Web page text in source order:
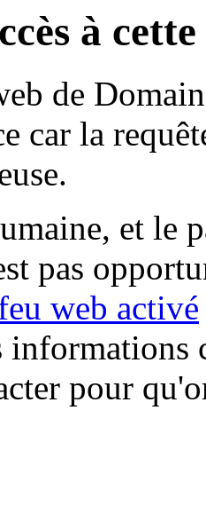
à
de
car la
et le
pas
web activé
informations
pour